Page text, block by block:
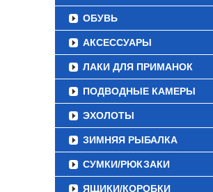
ОБУВЬ
АКСЕССУАРЫ
ЛАКИ ДЛЯ ПРИМАНОК
ПОДВОДНЫЕ КАМЕРЫ
ЭХОЛОТЫ
ЗИМНЯЯ РЫБАЛКА
СУМКИ/РЮКЗАКИ
ЯЩИКИ/КОРОБКИ